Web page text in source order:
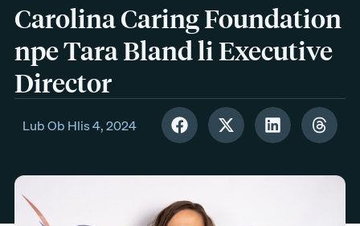
Carolina Caring Foundation
npe Tara Bland li Executive
Director
Lub Ob Hlis 4, 2024